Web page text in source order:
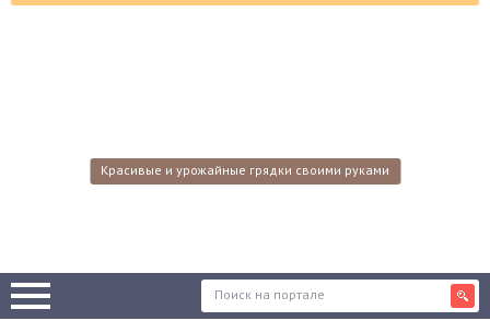
Красивые и урожайные грядки своими руками